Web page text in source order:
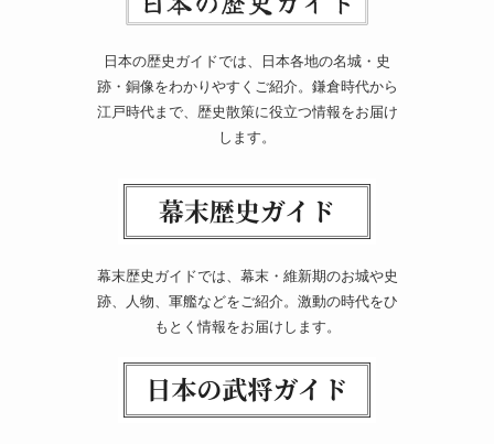
日本の歴史ガイドでは、日本各地の名城・史
跡・銅像をわかりやすくご紹介。鎌倉時代から
江戸時代まで、歴史散策に役立つ情報をお届け
します。
幕末歴史ガイドでは、幕末・維新期のお城や史
跡、人物、軍艦などをご紹介。激動の時代をひ
もとく情報をお届けします。